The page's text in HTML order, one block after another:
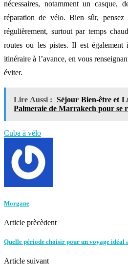
nécessaires, notamment un casque,
réparation de vélo. Bien sûr, pensez
régulièrement, surtout par temps
routes ou les pistes. Il est
itinéraire à l’avance, en vous
éviter.
Lire Aussi : Séjour Bien-être et
Palmeraie de Marrakech pour se
Cuba à vélo
Morgane
Article prècèdent
Quelle période choisir pour un voyage idéal
Article suivant